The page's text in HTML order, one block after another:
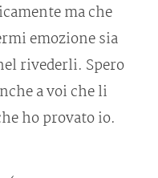
ma che
emozione sia
rivederli. Spero
a voi che li
ho provato io.